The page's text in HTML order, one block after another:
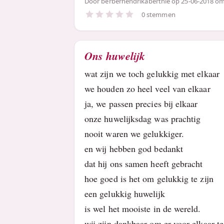
0 stemmen
Ons huwelijk
wat zijn we toch gelukkig met elkaar
we houden zo heel veel van elkaar
ja, we passen precies bij elkaar
onze huwelijksdag was prachtig
nooit waren we gelukkiger.
en wij hebben god bedankt
dat hij ons samen heeft gebracht
hoe goed is het om gelukkig te zijn
een gelukkig huwelijk
is wel het mooiste in de wereld.